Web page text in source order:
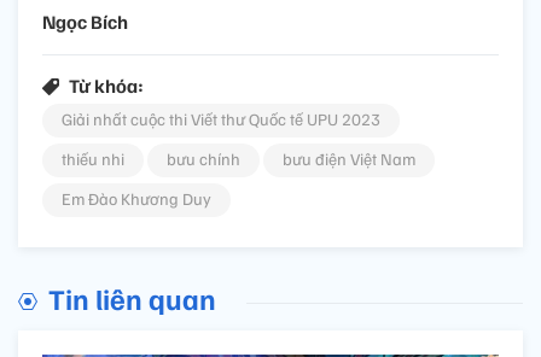
Ngọc Bích
Từ khóa:
Giải nhất cuộc thi Viết thư Quốc tế UPU 2023
thiếu nhi
bưu chính
bưu điện Việt Nam
Em Đào Khương Duy
Tin liên quan